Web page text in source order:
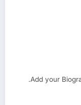
Add your